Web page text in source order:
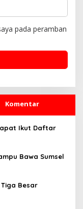
pada peramban
Komentar
Ikut Daftar
Bawa Sumsel
Tiga Besar